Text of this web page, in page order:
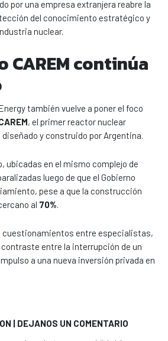
por una empresa extranjera reabre la
del conocimiento estratégico y
nuclear.
CAREM continúa
también vuelve a poner el foco
, el primer reactor nuclear
y construido por Argentina.
ubicadas en el mismo complejo de
luego de que el Gobierno
pese a que la construcción
al 70%.
cuestionamientos entre especialistas,
entre la interrupción de un
a una nueva inversión privada en
| DEJANOS UN COMENTARIO